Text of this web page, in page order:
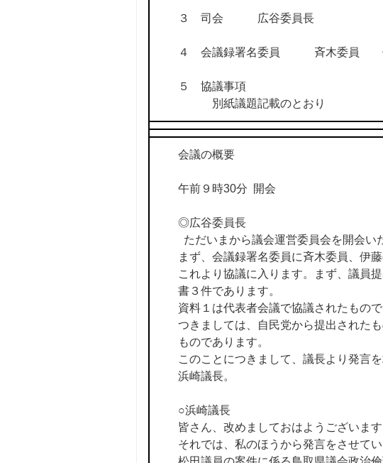
３ 司会 広谷委員長
４ 会議録署名委員 斉木委員
５ 協議事項
別紙議題記載のとおり
会議の概要
午前９時30分 開会
◎広谷委員長
ただいまから議会運営委員会を開会い
まず、会議録署名委員に斉木委員、伊
これより協議に入ります。まず、議員
書３件であります。
資料１は代表者会議で協議されたもの
つきましては、自民党から提出された
ものであります。
このことにつきまして、議長より発言
浜崎議長。
○浜崎議長
皆さん、改めましておはようございます
それでは、私のほうから発言をさせて